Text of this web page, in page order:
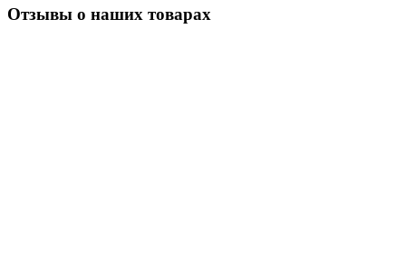
Отзывы о наших товарах